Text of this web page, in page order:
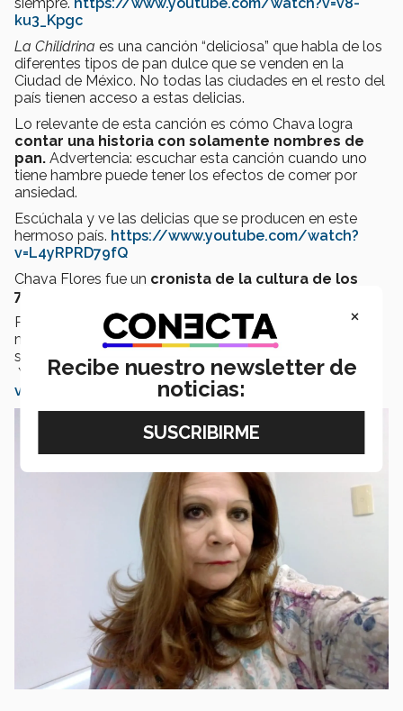
ku3_Kpgc
La Chilidrina es una canción “deliciosa” que habla de los
diferentes tipos de pan dulce que se venden en la
Ciudad de México. No todas las ciudades en el resto del
país tienen acceso a estas delicias.
Lo relevante de esta canción es cómo Chava logra
contar una historia con solamente nombres de
pan. Advertencia: escuchar esta canción cuando uno
tiene hambre puede tener los efectos de comer por
ansiedad.
Escúchala y ve las delicias que se producen en este
hermoso país. https://www.youtube.com/watch?
v=L4yRPRD79fQ
Chava Flores fue un cronista de la cultura de los
70s, 80s y 90s.
Podemos aprender de una manera muy divertida y
musicalizada sobre la historia popular de México; así
sabremos en qué espejo nos vemos reflejados.
Youtube invita. https://www.youtube.com/watch?
v=OxE7oWvutFc
×
Recibe nuestro newsletter de
noticias: